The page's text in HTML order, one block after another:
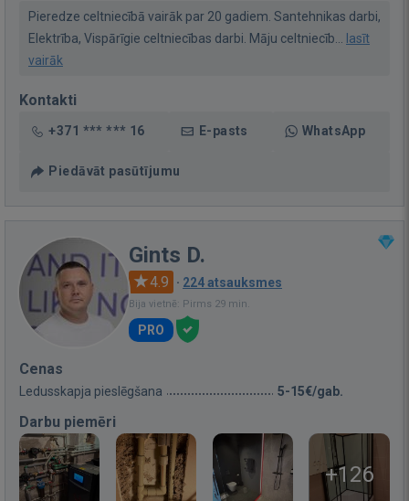
Pieredze celtniecībā vairāk par 20 gadiem. Santehnikas darbi,
Elektrība, Vispārīgie celtniecības darbi. Māju celtniecīb...
lasīt
vairāk
Kontakti
+371 *** *** 16 E-pasts WhatsApp
Piedāvāt pasūtījumu
Gints D.
4.9 · 224 atsauksmes
Bija vietnē: Pirms 29 min.
PRO
Cenas
Ledusskapja pieslēgšana 5-15€/gab.
Darbu piemēri
+126